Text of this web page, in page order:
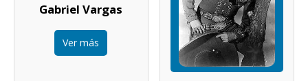
Gabriel Vargas
Ver más